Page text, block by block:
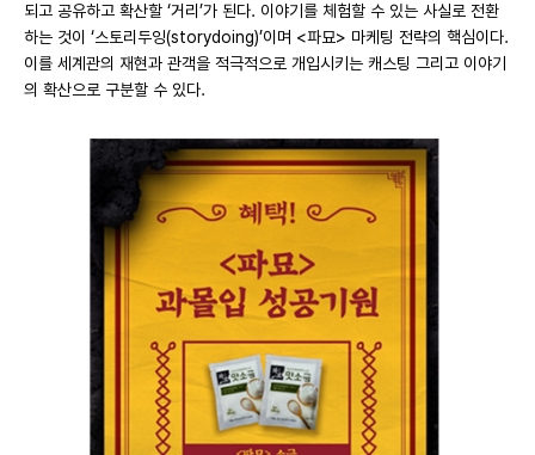
되고 공유하고 확산할 ‘거리’가 된다. 이야기를 체험할 수 있는 사실로 전환
하는 것이 ‘스토리두잉(storydoing)’이며 <파묘> 마케팅 전략의 핵심이다.
이를 세계관의 재현과 관객을 적극적으로 개입시키는 캐스팅 그리고 이야기
의 확산으로 구분할 수 있다.